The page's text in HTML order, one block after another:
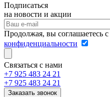
Подписаться
на новости и акции
Продолжая, вы соглашаетесь с
конфиденциальности
Связаться с нами
+7 925 483 24 21
+7 925 483 24 21
Заказать звонок